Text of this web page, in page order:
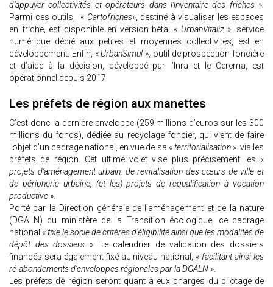
d’appuyer collectivités et opérateurs dans l’inventaire des friches».
Parmi ces outils, « Cartofriches», destiné à visualiser les espaces
en friche, est disponible en version bêta. « UrbanVitaliz », service
numérique dédié aux petites et moyennes collectivités, est en
développement. Enfin, « UrbanSimul », outil de prospection foncière
et d’aide à la décision, développé par l’Inra et le Cerema, est
opérationnel depuis 2017.
Les préfets de région aux manettes
C’est donc la dernière enveloppe (259 millions d’euros sur les 300
millions du fonds), dédiée au recyclage foncier, qui vient de faire
l’objet d’un cadrage national, en vue de sa «territorialisation» via les
préfets de région. Cet ultime volet vise plus précisément les «
projets d’aménagement urbain, de revitalisation des cœurs de ville et
de périphérie urbaine, (et les) projets de requalification à vocation
productive ».
Porté par la Direction générale de l’aménagement et de la nature
(DGALN) du ministère de la Transition écologique, ce cadrage
national « fixe le socle de critères d’éligibilité ainsi que les modalités de
dépôt des dossiers ». Le calendrier de validation des dossiers
financés sera également fixé au niveau national, « facilitant ainsi les
ré-abondements d’enveloppes régionales par la DGALN ».
Les préfets de région seront quant à eux chargés du pilotage de